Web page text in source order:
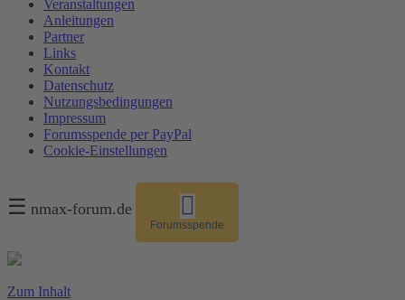
Veranstaltungen
Anleitungen
Partner
Links
Kontakt
Datenschutz
Nutzungsbedingungen
Impressum
Forumsspende per PayPal
Cookie-Einstellungen
☰ nmax-forum.de
Forumsspende
Zum Inhalt